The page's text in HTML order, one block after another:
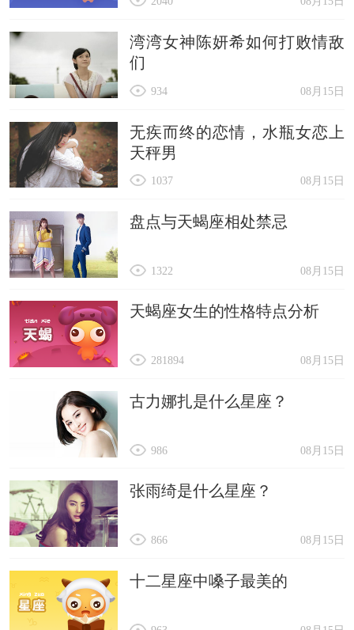
安的意思，寓意着属龙宝宝从小到大，颜值都特别
高，长得非常好看，能够吸引到很多人的注意，由
于外在颜值很突出，他们甚至有可能直接进入娱乐
圈。
这个字用于名字中，有杰出、才华横溢的意思，表
明孩子很有涵养和才华，不管是求学阶段，还是工
有理想之中的一切，长大之后可能会成为大商人，
或者是大官员。
5)、【钰】
这个字用于名字中，寓意着宝宝犹如珍宝一样美丽
珍贵，还可以得到长辈以及父母的疼爱，同时这个
名字也寓意着宝宝内心纯净透明，没有任何不好的
心思，对待身边每一个人都极为友好，可以拥有很
不错的贵人运。
6)、【季】
特别好，非常重情义，还很信守诺言，他们能够为
自己赢得很好的口碑，在各行各业都能够拥有属于
鼎力相助。
湾湾女神陈妍希如何打败情敌
们
08月15日
934
无疾而终的恋情，水瓶女恋上
天秤男
08月15日
1037
盘点与天蝎座相处禁忌
08月15日
1322
天蝎座女生的性格特点分析
08月15日
281894
古力娜扎是什么星座？
08月15日
986
张雨绮是什么星座？
08月15日
866
十二星座中嗓子最美的